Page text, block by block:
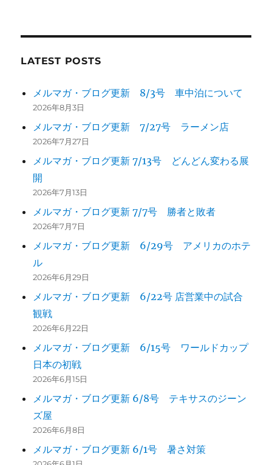
LATEST POSTS
メルマガ・ブログ更新 8/3号 車中泊について
2026年8月3日
メルマガ・ブログ更新 7/27号 ラーメン店
2026年7月27日
メルマガ・ブログ更新 7/13号 どんどん変わる展
開
2026年7月13日
メルマガ・ブログ更新 7/7号 勝者と敗者
2026年7月7日
メルマガ・ブログ更新 6/29号 アメリカのホテ
ル
2026年6月29日
メルマガ・ブログ更新 6/22号 店営業中の試合
観戦
2026年6月22日
メルマガ・ブログ更新 6/15号 ワールドカップ
日本の初戦
2026年6月15日
メルマガ・ブログ更新 6/8号 テキサスのジーン
ズ屋
2026年6月8日
メルマガ・ブログ更新 6/1号 暑さ対策